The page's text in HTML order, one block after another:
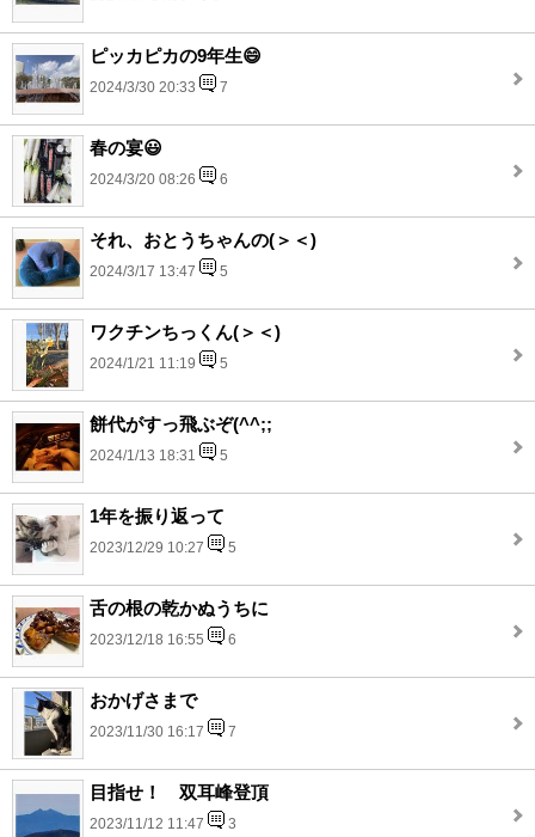
ピッカピカの9年生😄
2024/3/30 20:33 7
春の宴😃
2024/3/20 08:26 6
それ、おとうちゃんの(＞＜)
2024/3/17 13:47 5
ワクチンちっくん(＞＜)
2024/1/21 11:19 5
餅代がすっ飛ぶぞ(^^;;
2024/1/13 18:31 5
1年を振り返って
2023/12/29 10:27 5
舌の根の乾かぬうちに
2023/12/18 16:55 6
おかげさまで
2023/11/30 16:17 7
目指せ！ 双耳峰登頂
2023/11/12 11:47 3